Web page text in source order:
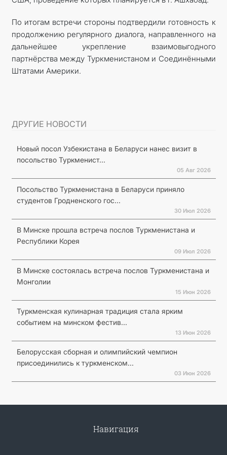
По итогам встречи стороны подтвердили готовность к
продолжению регулярного диалога, направленного на
дальнейшее укрепление взаимовыгодного
партнёрства между Туркменистаном и Соединёнными
Штатами Америки.
ДРУГИЕ НОВОСТИ
Новый посол Узбекистана в Беларуси нанес визит в
посольство Туркменист...
05 Авг 2026
Посольство Туркменистана в Беларуси приняло
студентов Гродненского гос...
30 Июл 2026
В Минске прошла встреча послов Туркменистана и
Республики Корея
09 Июл 2026
В Минске состоялась встреча послов Туркменистана и
Монголии
15 Июн 2026
Туркменская кулинарная традиция стала ярким
событием на минском фестив...
13 Июн 2026
Белорусская сборная и олимпийский чемпион
присоединились к туркменском...
03 Июн 2026
Навигация